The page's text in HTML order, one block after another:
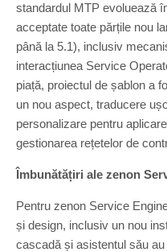
standardul MTP evoluează
acceptate toate părțile nou
până la 5.1), inclusiv
interacțiunea Service
piață, proiectul de șablon a
un nou aspect, traducere
personalizare pentru
gestionarea rețetelor de
Îmbunătățiri ale zenon
Pentru zenon Service
și design, inclusiv un nou
cascadă și asistentul său